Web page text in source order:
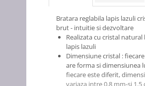
Bratara reglabila lapis lazuli
brut - intuitie si dezvoltare
Realizata cu cristal
lapis lazuli
Dimensiune cristal :
are forma si dimensiunea
fiecare este diferit,
variaza intre 0.8 mm-si 1.5